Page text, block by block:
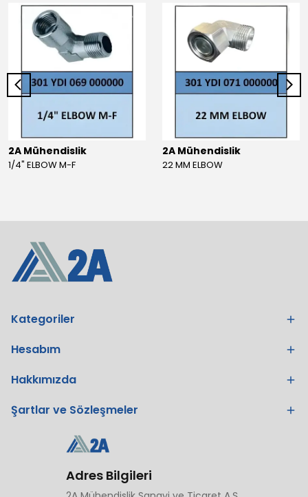
2A Mühendislik
1/4" ELBOW M-F
2A Mühendislik
22 MM ELBOW
Kategoriler
Hesabım
Hakkımızda
Şartlar ve Sözleşmeler
Adres Bilgileri